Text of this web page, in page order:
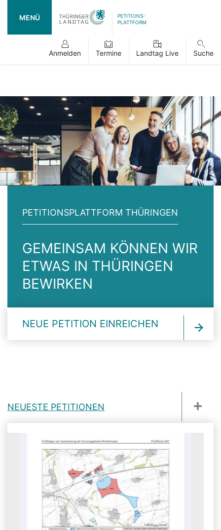
MENÜ
PETITIONS-
PLATTFORM
Anmelden Termine Landtag Live Suche
PETITIONSPLATTFORM THÜRINGEN
GEMEINSAM KÖNNEN WIR
ETWAS IN THÜRINGEN
BEWIRKEN
NEUE PETITION EINREICHEN
NEUESTE PETITIONEN